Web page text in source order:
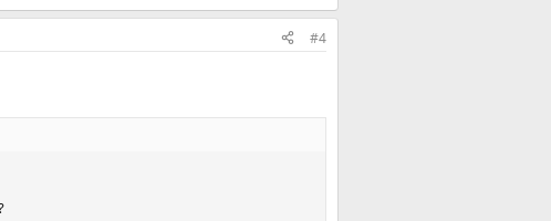
#4